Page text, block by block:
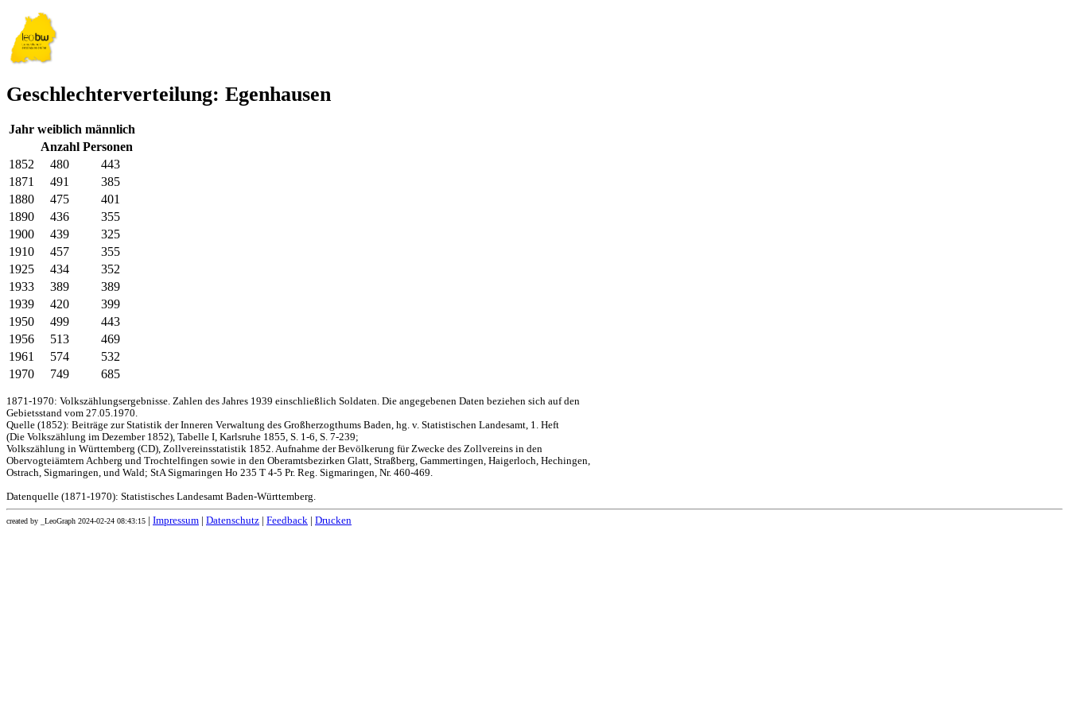
Geschlechterverteilung: Egenhausen
Jahr weiblich männlich
Anzahl Personen
1852
480
443
1871
491
385
1880
475
401
1890
436
355
1900
439
325
1910
457
355
1925
434
352
1933
389
389
1939
420
399
1950
499
443
1956
513
469
1961
574
532
1970
749 685
1871-1970: Volkszählungsergebnisse. Zahlen des Jahres 1939 einschließlich Soldaten. Die angegebenen Daten beziehen sich auf den
Gebietsstand vom 27.05.1970.
Quelle (1852): Beiträge zur Statistik der Inneren Verwaltung des Großherzogthums Baden, hg. v. Statistischen Landesamt, 1. Heft
(Die Volkszählung im Dezember 1852), Tabelle I, Karlsruhe 1855, S. 1-6, S. 7-239;
Volkszählung in Württemberg (CD), Zollvereinsstatistik 1852. Aufnahme der Bevölkerung für Zwecke des Zollvereins in den
Obervogteiämtern Achberg und Trochtelfingen sowie in den Oberamtsbezirken Glatt, Straßberg, Gammertingen, Haigerloch, Hechingen,
Ostrach, Sigmaringen, und Wald; StA Sigmaringen Ho 235 T 4-5 Pr. Reg. Sigmaringen, Nr. 460-469.
Datenquelle (1871-1970): Statistisches Landesamt Baden-Württemberg.
created by _LeoGraph 2024-02-24 08:43:15 Impressum Datenschutz Feedback Drucken